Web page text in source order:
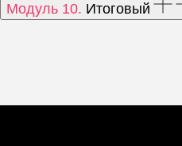
Модуль 10. Итоговый